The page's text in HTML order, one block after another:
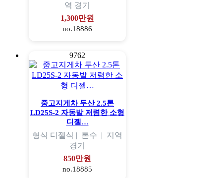
역 경기
1,300만원
no.18886
9762
중고지게차 두산 2.5톤
LD25S-2 자동발 저렴한 소형
디젤…
형식 디젤식 | 톤수 | 지역
경기
850만원
no.18885